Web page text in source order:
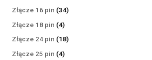
produkty
Złącze 16 pin 3434
Złącze 18 pin 44
produkty
Złącze 24 pin 1818
Złącze 25 pin 44